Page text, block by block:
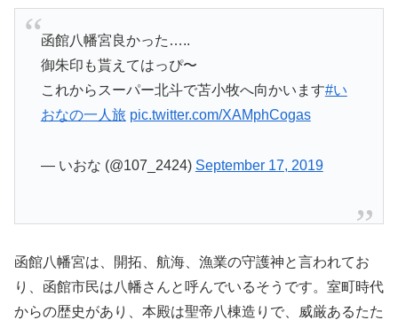
函館八幡宮良かった…..
御朱印も貰えてはっぴ〜
これからスーパー北斗で苫小牧へ向かいます#い
おなの一人旅 pic.twitter.com/XAMphCogas
— いおな (@107_2424) September 17, 2019
函館八幡宮は、開拓、航海、漁業の守護神と言われてお
り、函館市民は八幡さんと呼んでいるそうです。室町時代
からの歴史があり、本殿は聖帝八棟造りで、威厳あるたた